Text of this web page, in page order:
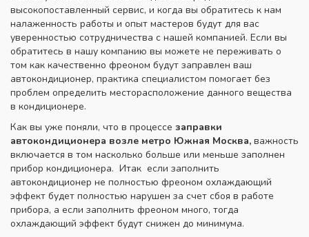
высокопоставленный сервис, и когда вы обратитесь к нам
налаженность работы и опыт мастеров будут для вас
уверенностью сотрудничества с нашей компанией. Если вы
обратитесь в нашу компанию вы можете не переживать о
том как качественно фреоном будут заправлен ваш
автокондиционер, практика специалистом помогает без
проблем определить месторасположение данного вещества
в кондиционере.
Как вы уже поняли, что в процессе заправки
автокондиционера возле метро Южная Москва, важность
включается в том насколько больше или меньше заполнен
прибор кондиционера. Итак если заполнить
автокондиционер не полностью фреоном охлаждающий
эффект будет полностью нарушен за счет сбоя в работе
прибора, а если заполнить фреоном много, тогда
охлаждающий эффект будут снижен до минимума.